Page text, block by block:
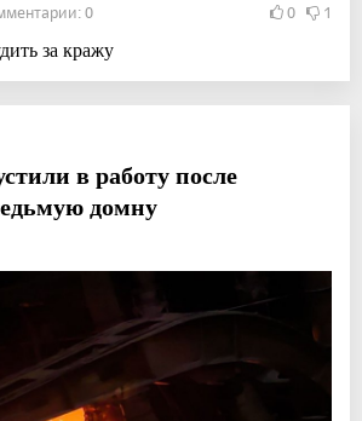
0 0 1
за кражу
в работу после
домну